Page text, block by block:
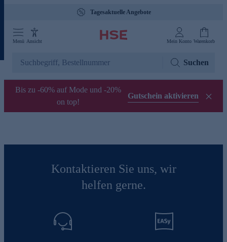
Tagesaktuelle Angebote
Menü Ansicht Mein Konto Warenkorb
Suchen
Bis zu -60% auf Mode und -20%
on top!
Gutschein aktivieren
Kontaktieren Sie uns, wir
helfen gerne.